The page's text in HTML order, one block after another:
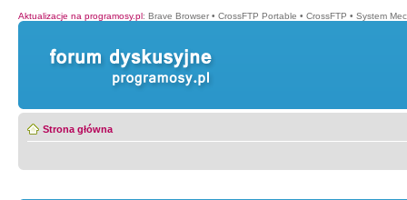
Aktualizacje na programosy.pl: Brave Browser • CrossFTP Portable • CrossFTP • System
Strona główna